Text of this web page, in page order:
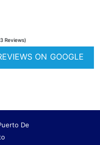
el mejor!!
Reviews)
ON GOOGLE
De